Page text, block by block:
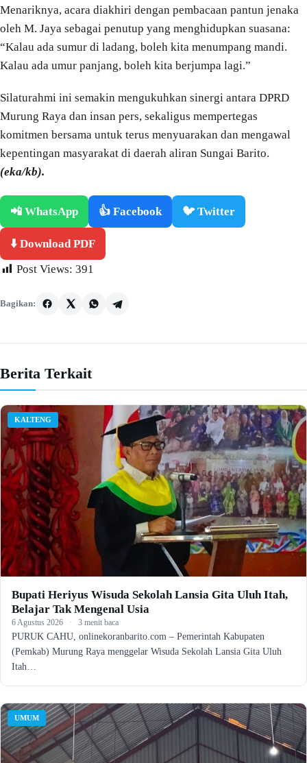
Menariknya, acara diakhiri dengan pembacaan pantun jenaka
oleh M. Jaya sebagai penutup yang menghidupkan suasana:
“Kalau ada sumur di ladang, boleh kita menumpang mandi.
Kalau ada umur panjang, boleh kita berjumpa lagi.”
Silaturahmi ini semakin mengukuhkan sinergi antara DPRD
Murung Raya dan insan pers, sekaligus mempertegas
komitmen bersama untuk terus menyuarakan dan mengawal
kepentingan masyarakat di daerah aliran Sungai Barito.
(eka/kb).
📲 WhatsApp 👍 Facebook 🐦 Twitter
⬇️ Download PDF
Post Views: 391
Bagikan:
Berita Terkait
KALTENG
Bupati Heriyus Wisuda Sekolah Lansia Gita Uluh Itah,
Belajar Tak Mengenal Usia
6 Agustus 2026 · 3 menit baca
PURUK CAHU, onlinekoranbarito.com – Pemerintah Kabupaten
(Pemkab) Murung Raya menggelar Wisuda Sekolah Lansia Gita Uluh
Itah…
UMUM